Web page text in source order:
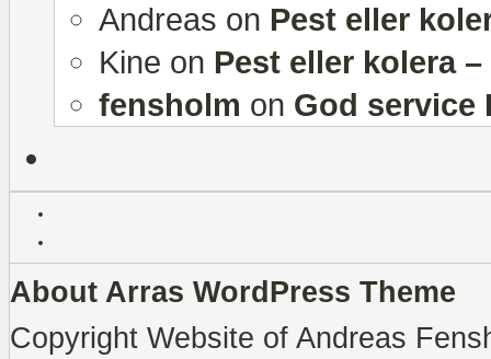
Andreas on Pest eller
Kine on Pest eller kolera
fensholm on God
About Arras WordPress Theme
Copyright Website of Andreas